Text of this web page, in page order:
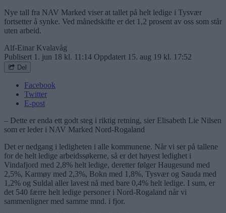
Nye tall fra NAV Marked viser at tallet på helt ledige i Tysvær
fortsetter å synke. Ved månedskifte er det 1,2 prosent av oss som står
uten arbeid.
Alf-Einar Kvalavåg
Publisert 1. jun 18 kl. 11:14 Oppdatert 15. aug 19 kl. 17:52
Del
Facebook
Twitter
E-post
– Dette er enda ett godt steg i riktig retning, sier Elisabeth Lie Nilsen
som er leder i NAV Marked Nord-Rogaland
Det er nedgang i ledigheten i alle kommunene. Når vi ser på tallene
for de helt ledige arbeidssøkerne, så er det høyest ledighet i
Vindafjord med 2,8% helt ledige, deretter følger Haugesund med
2,5%, Karmøy med 2,3%, Bokn med 1,8%, Tysvær og Sauda med
1,2% og Suldal aller lavest nå med bare 0,4% helt ledige. I sum, er
det 540 færre helt ledige personer i Nord-Rogaland når vi
sammenligner med samme mnd. i fjor.